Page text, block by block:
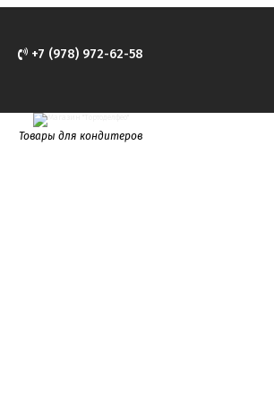
+7 (978) 972-62-58
Товары для кондитеров